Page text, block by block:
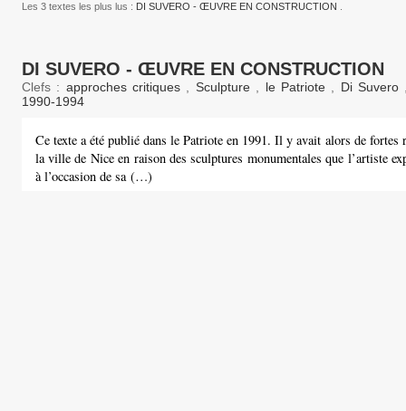
Les 3 textes les plus lus : DI SUVERO - ŒUVRE EN CONSTRUCTION
DI SUVERO - ŒUVRE EN CONSTRUCTION
Clefs : approches critiques Sculpture le Patriote Di Suvero
1990-1994
Ce texte a été publié dans le Patriote en 1991. Il y avait alors de fortes
la ville de Nice en raison des sculptures monumentales que l’artiste
à l’occasion de sa (…)